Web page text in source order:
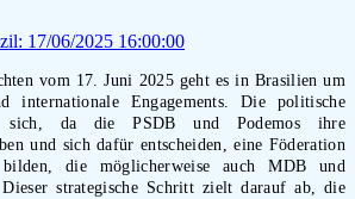
vom 17. Juni 2025 geht es in Brasilien um
internationale Engagements. Die politische
sich, da die PSDB und Podemos ihre
und sich dafür entscheiden, eine Föderation
die möglicherweise auch MDB und
Dieser strategische Schritt zielt darauf ab, die